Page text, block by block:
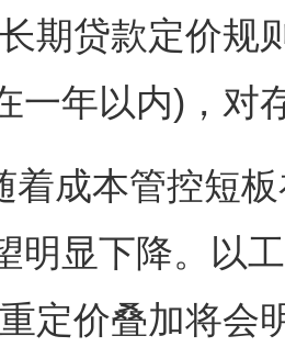
期贷款定价规
一年以内)，对
着成本管控短
明显下降。以
定价叠加将会